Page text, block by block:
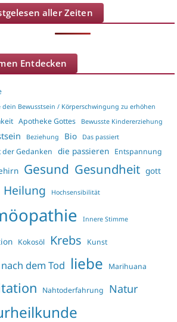
aller Zeiten
Entdecken
dein Bewusstsein / Körperschwingung zu erhöhen
Apotheke Gottes Bewusste Kindererziehung
Beziehung Bio Das passiert
der Gedanken die passieren Entspannung
Gesund Gesundheit gott
Heilung Hochsensibilität
Innere Stimme
Kokosöl Krebs Kunst
dem Tod liebe Marihuana
Nahtoderfahrung Natur